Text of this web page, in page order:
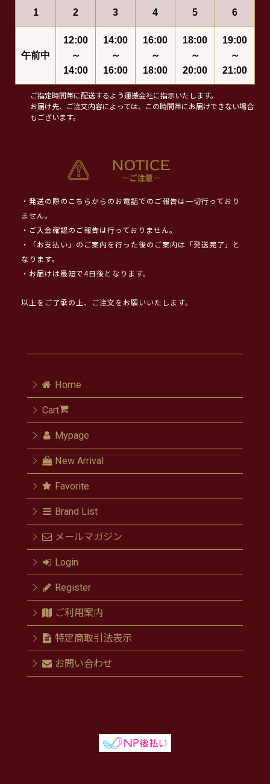
1 2 3 4 5 6
午前中
12:00
～
14:00
14:00
～
16:00
16:00
～
18:00
18:00
～
20:00
19:00
～
21:00
ご指定時間帯に配送するよう運搬会社に指示いたします。
お届け先、ご注文内容によっては、この時間帯にお届けできない場合
もございます。
・発送の際のこちらからのお電話でのご報告は一切行っており
ません。
・ご入金確認のご報告は行っておりません。
・「お支払い」のご案内を行った後のご案内は「発送完了」と
なります。
・お届けは最短で4日後となります。
以上をご了承の上、ご注文をお願いいたします。
Home
Cart
Mypage
New Arrival
Favorite
Brand List
メールマガジン
Login
Register
ご利用案内
特定商取引法表示
お問い合わせ